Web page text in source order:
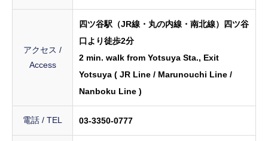
アクセス /
Access
四ツ谷駅（JR線・丸の内線・南北線）四ツ谷
口より徒歩2分
2 min. walk from Yotsuya Sta., Exit
Yotsuya ( JR Line / Marunouchi Line /
Nanboku Line )
電話 / TEL 03-3350-0777